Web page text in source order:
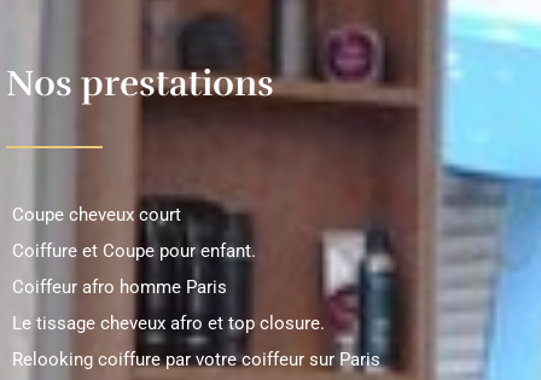
Nos prestations
Coupe cheveux court
Coiffure et Coupe pour enfant.
Coiffeur afro homme Paris
Le tissage cheveux afro et top closure.
Relooking coiffure par votre coiffeur sur Paris